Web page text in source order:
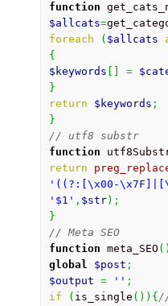
function
$allcats=
foreach
( $allcats
{
$keywords
=
}
return
$keywords ;
}
// utf8 substr
function
return
'((?:[\x00-
'$1' , $str) ;
}
// Meta SEO
function meta_SEO ( )
global
$post ;
$output = '' ;
if
( is_single ( ) ) { //